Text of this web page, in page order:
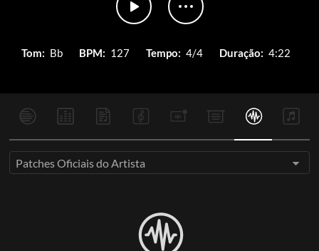
Tom: Bb BPM: 127 Tempo: 4/4 Duração: 4:22
Patches Oficiais do Artista